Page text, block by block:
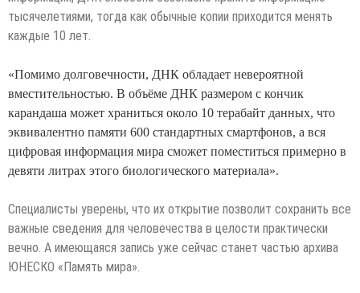
тысячелетиями, тогда как обычные копии приходится менять
каждые 10 лет.
«Помимо долговечности, ДНК обладает невероятной
вместительностью. В объёме ДНК размером с кончик
карандаша может храниться около 10 терабайт данных, что
эквивалентно памяти 600 стандартных смартфонов, а вся
цифровая информация мира сможет поместиться примерно в
девяти литрах этого биологического материала».
Специалисты уверены, что их открытие позволит сохранить все
важные сведения для человечества в целости практически
вечно. А имеющаяся запись уже сейчас станет частью архива
ЮНЕСКО «Память мира».